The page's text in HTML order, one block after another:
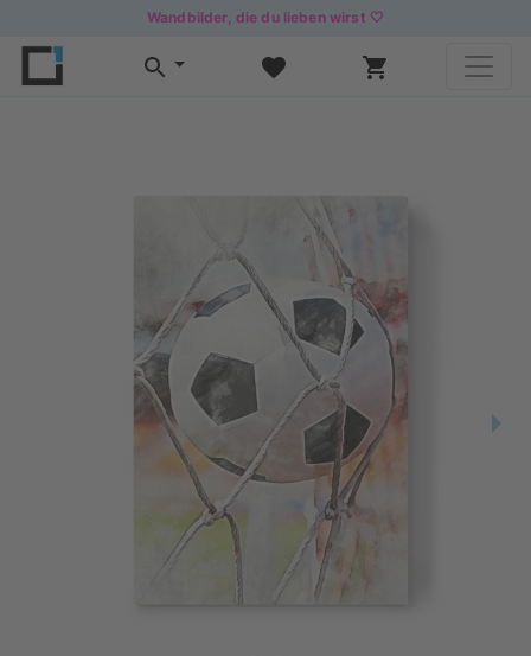
Wandbilder, die du lieben wirst 🤍